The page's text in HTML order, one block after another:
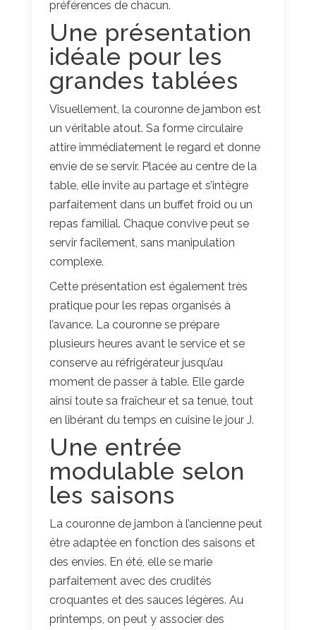
préférences de chacun.
Une présentation
idéale pour les
grandes tablées
Visuellement, la couronne de jambon est
un véritable atout. Sa forme circulaire
attire immédiatement le regard et donne
envie de se servir. Placée au centre de la
table, elle invite au partage et s’intègre
parfaitement dans un buffet froid ou un
repas familial. Chaque convive peut se
servir facilement, sans manipulation
complexe.
Cette présentation est également très
pratique pour les repas organisés à
l’avance. La couronne se prépare
plusieurs heures avant le service et se
conserve au réfrigérateur jusqu’au
moment de passer à table. Elle garde
ainsi toute sa fraîcheur et sa tenue, tout
en libérant du temps en cuisine le jour J.
Une entrée
modulable selon
les saisons
La couronne de jambon à l’ancienne peut
être adaptée en fonction des saisons et
des envies. En été, elle se marie
parfaitement avec des crudités
croquantes et des sauces légères. Au
printemps, on peut y associer des